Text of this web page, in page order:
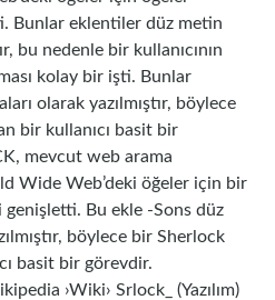
Bunlar eklentiler düz metin
bu nedenle bir kullanıcının
kolay bir işti. Bunlar
olarak yazılmıştır, böylece
bir kullanıcı basit bir
mevcut web arama
Wide Web’deki öğeler için bir
Bu ekle -Sons düz
böylece bir Sherlock
basit bir görevdir.
›Wiki› Srlock_ (Yazılım)